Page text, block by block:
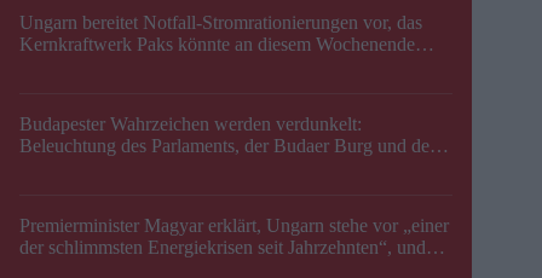
Ungarn bereitet Notfall-Stromrationierungen vor, das
Kernkraftwerk Paks könnte an diesem Wochenende
Budapester Wahrzeichen werden verdunkelt:
Beleuchtung des Parlaments, der Budaer Burg und der
Premierminister Magyar erklärt, Ungarn stehe vor „einer
der schlimmsten Energiekrisen seit Jahrzehnten“, und